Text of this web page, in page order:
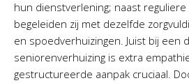
hun dienstverlening; naast reguliere
begeleiden zij met dezelfde
en spoedverhuizingen. Juist bij een
seniorenverhuizing is extra
gestructureerde aanpak cruciaal.